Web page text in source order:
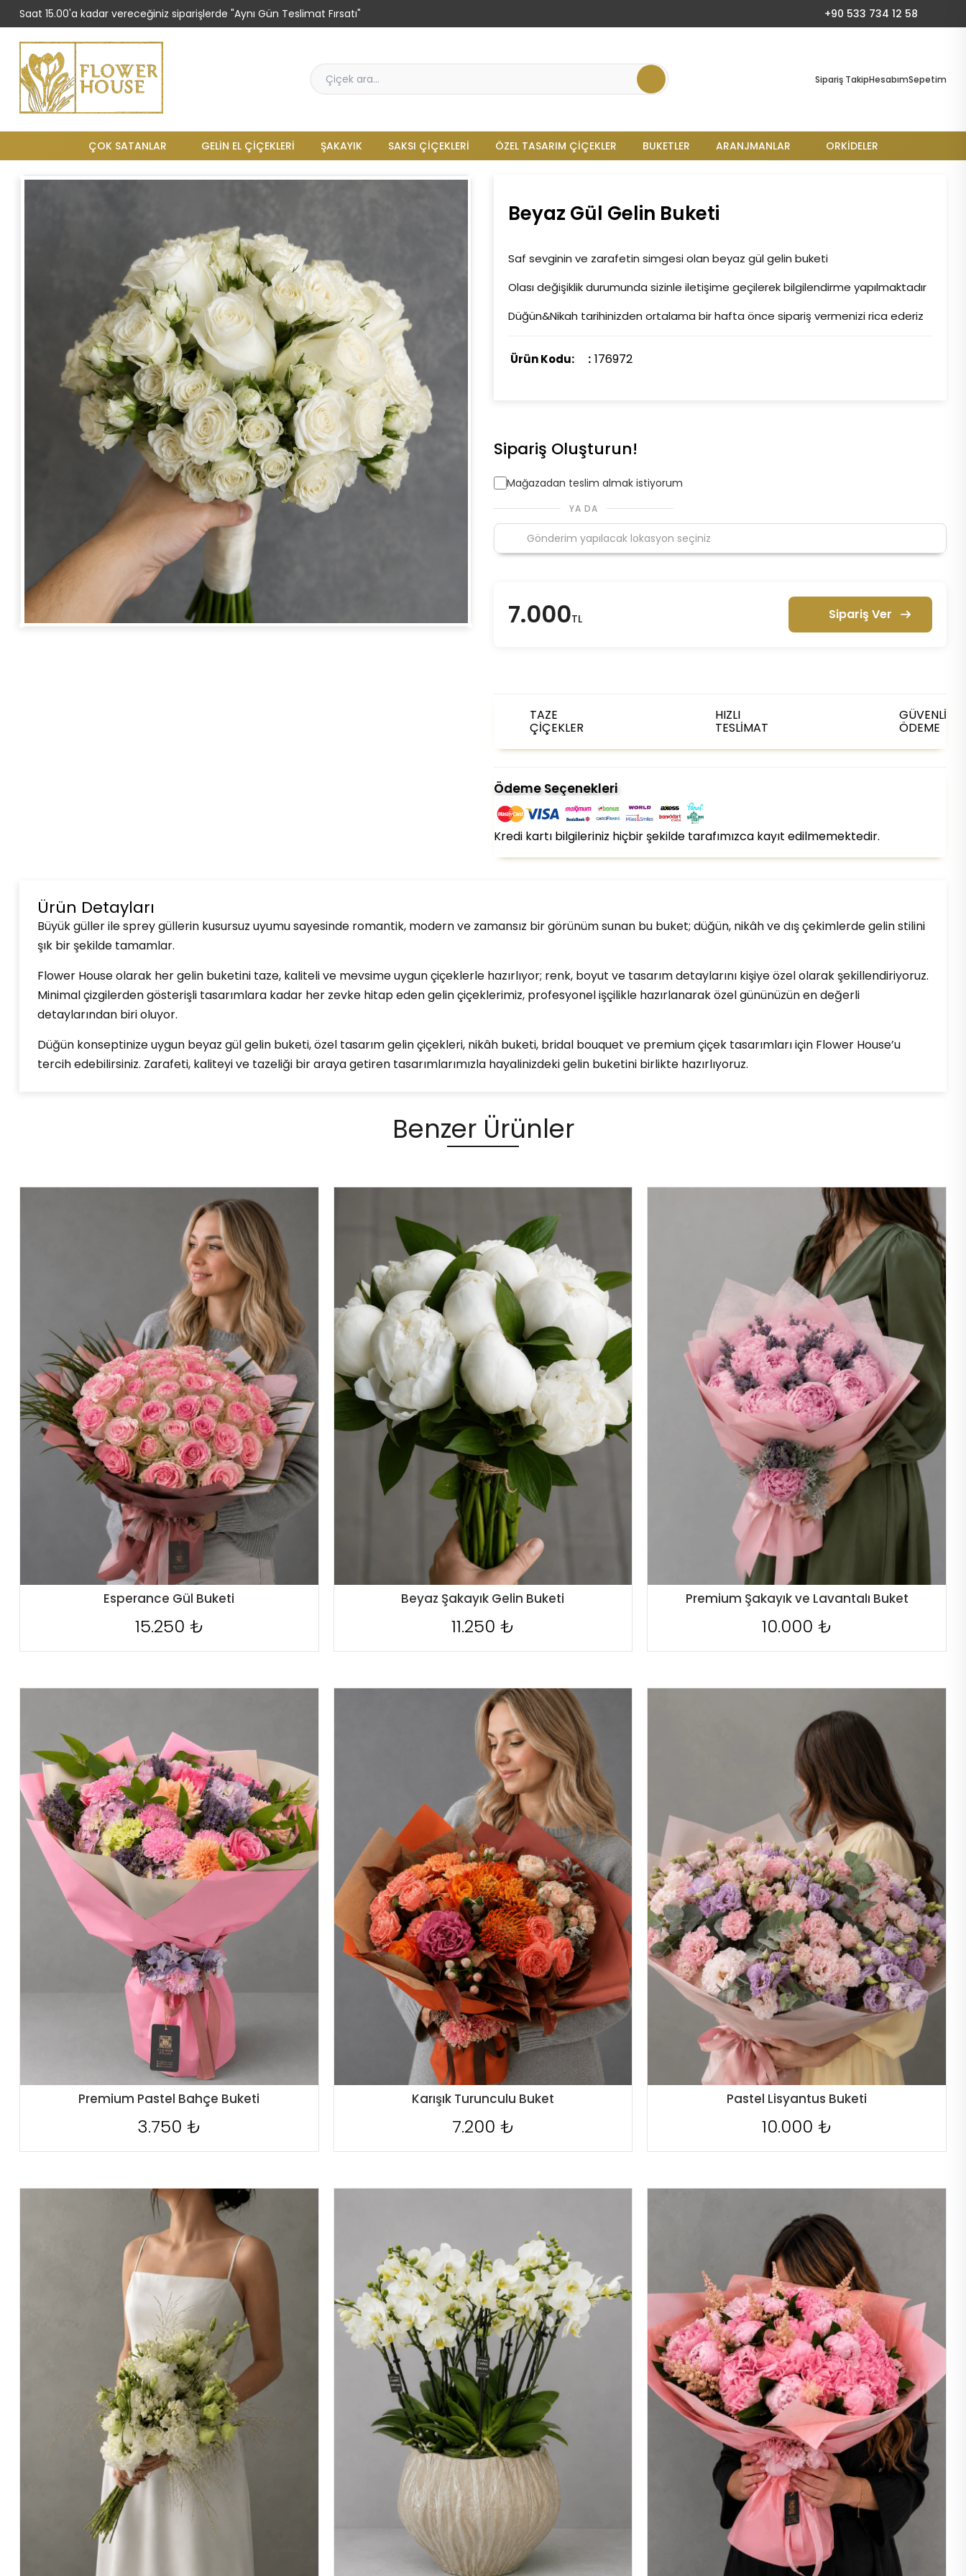
Saat 15.00'a kadar vereceğiniz siparişlerde "Aynı Gün Teslimat Fırsatı" +90 533 734 12 58
Sipariş TakipHesabımSepetim
ÇOK SATANLAR GELIN EL ÇIÇEKLERI ŞAKAYIK SAKSI ÇIÇEKLERI ÖZEL TASARIM ÇIÇEKLER BUKETLER ARANJMANLAR ORKIDELER
Beyaz Gül Gelin Buketi
Saf sevginin ve zarafetin simgesi olan beyaz gül gelin buketi
Olası değişiklik durumunda sizinle iletişime geçilerek bilgilendirme yapılmaktadır
Düğün&Nikah tarihinizden ortalama bir hafta önce sipariş vermenizi rica ederiz
Ürün Kodu: 176972
Sipariş Oluşturun!
Mağazadan teslim almak istiyorum
YA DA
7.000TL Sipariş Ver
TAZE
ÇİÇEKLER
HIZLI
TESLİMAT
GÜVENLİ
ÖDEME
Ödeme Seçenekleri
Kredi kartı bilgileriniz hiçbir şekilde tarafımızca kayıt edilmemektedir.
Ürün Detayları
Büyük güller ile sprey güllerin kusursuz uyumu sayesinde romantik, modern ve zamansız bir görünüm sunan bu buket; düğün, nikâh ve dış çekimlerde gelin stilini
şık bir şekilde tamamlar.
Flower House olarak her gelin buketini taze, kaliteli ve mevsime uygun çiçeklerle hazırlıyor; renk, boyut ve tasarım detaylarını kişiye özel olarak şekillendiriyoruz.
Minimal çizgilerden gösterişli tasarımlara kadar her zevke hitap eden gelin çiçeklerimiz, profesyonel işçilikle hazırlanarak özel gününüzün en değerli
detaylarından biri oluyor.
Düğün konseptinize uygun beyaz gül gelin buketi, özel tasarım gelin çiçekleri, nikâh buketi, bridal bouquet ve premium çiçek tasarımları için Flower House’u
tercih edebilirsiniz. Zarafeti, kaliteyi ve tazeliği bir araya getiren tasarımlarımızla hayalinizdeki gelin buketini birlikte hazırlıyoruz.
Benzer Ürünler
Esperance Gül Buketi
15.250 ₺
Beyaz Şakayık Gelin Buketi
11.250 ₺
Premium Şakayık ve Lavantalı Buket
10.000 ₺
Premium Pastel Bahçe Buketi
3.750 ₺
Karışık Turunculu Buket
7.200 ₺
Pastel Lisyantus Buketi
10.000 ₺